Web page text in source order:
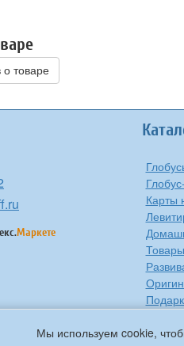
Мы используем cookie,
о товаре
Маркете
Карты